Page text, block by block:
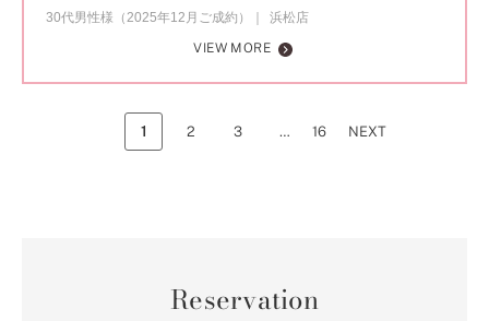
30代男性様（2025年12月ご成約）
浜松店
VIEW MORE
1 2 3 … 16 NEXT
Reservation